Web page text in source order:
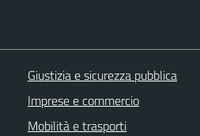
Giustizia e sicurezza pubblica
Imprese e commercio
Mobilità e trasporti